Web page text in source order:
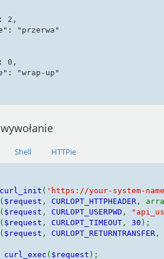
2,
"przerwa"
0,
"wrap-up"
Shell HTTPie
curl_init ( 'https://your-system-
( $request , CURLOPT_HTTPHEADER ,
( $request , CURLOPT_USERPWD ,
( $request , CURLOPT_TIMEOUT , 30
( $request , CURLOPT_RETURNTRANSFER ,
curl_exec ( $request );